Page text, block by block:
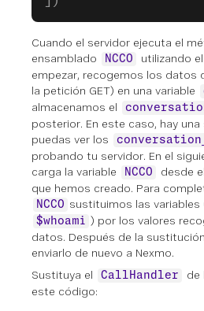
Cuando el servidor ejecuta el
ensamblado
NCCO
utilizando
empezar, recogemos los datos
la petición GET) en una variable
almacenamos el
posterior. En este caso, hay
puedas ver los
probando tu servidor. En el
carga la variable
NCCO desde
que hemos creado. Para
NCCO sustituimos las variables
$whoami ) por los valores
datos. Después de la
enviarlo de nuevo a Nexmo.
Sustituya el
CallHandler
de
este código: